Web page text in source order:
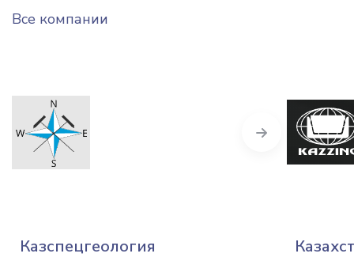
Все компании
Казспецгеология
Next